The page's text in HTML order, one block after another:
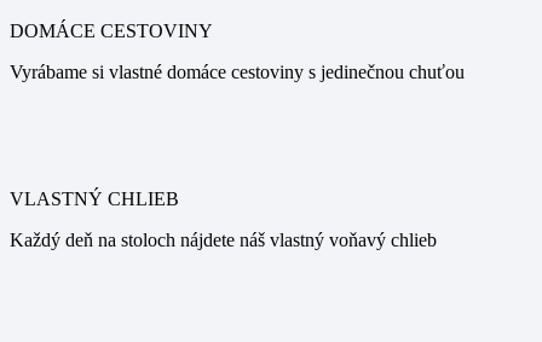
DOMÁCE CESTOVINY
Vyrábame si vlastné domáce cestoviny s jedinečnou chuťou
VLASTNÝ CHLIEB
Každý deň na stoloch nájdete náš vlastný voňavý chlieb